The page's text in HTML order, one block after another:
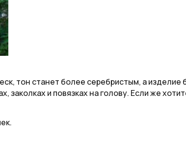
тон станет более серебристым, а изделие
и повязках на голову. Если же